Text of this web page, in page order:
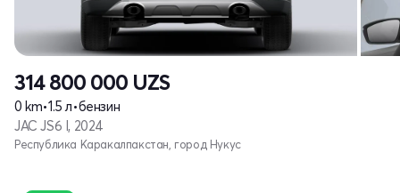
314 800 000 UZS
0 km•1.5 л•бензин
JAC JS6 I, 2024
Республика Каракалпакстан, город Нукус